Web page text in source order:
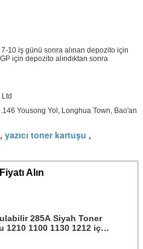
10 iş günü sonra alınan depozito için
için depozito alındıktan sonra
Yousong Yol, Longhua Town, Bao'an
, yazıcı toner kartuşu ,
Alın
285A Siyah Toner
1100 1130 1212 için